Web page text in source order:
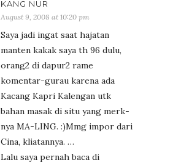
KANG NUR
August 9, 2008 at 10:20 pm
Saya jadi ingat saat hajatan
manten kakak saya th 96 dulu,
orang2 di dapur2 rame
komentar-gurau karena ada
Kacang Kapri Kalengan utk
bahan masak di situ yang merk-
nya MA-LING. :)Mmg impor dari
Cina, kliatannya. …
Lalu saya pernah baca di